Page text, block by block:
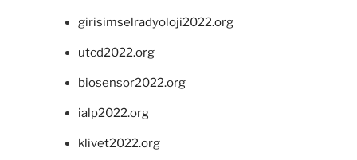
girisimselradyoloji2022.org
utcd2022.org
biosensor2022.org
ialp2022.org
klivet2022.org